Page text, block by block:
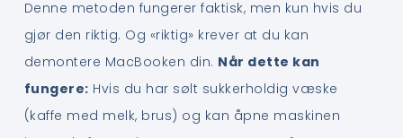
Denne metoden fungerer faktisk, men kun hvis du
gjør den riktig. Og «riktig» krever at du kan
demontere MacBooken din. Når dette kan
fungere: Hvis du har sølt sukkerholdig væske
(kaffe med melk, brus) og kan åpne maskinen